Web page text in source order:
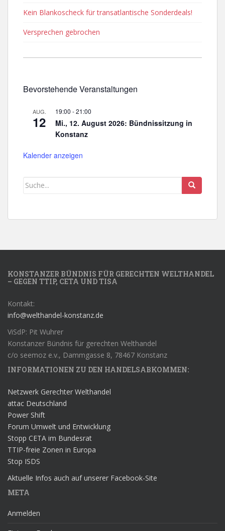
Kein Blankoscheck für transatlantische Sonderdeals!
Versprechen gebrochen
Bevorstehende Veranstaltungen
AUG.
12
19:00 -21:00
Mi., 12. August 2026: Bündnissitzung in
Konstanz
Kalender anzeigen
KONSTANZER BÜNDNIS FÜR GERECHTEN WELTHANDEL
– GEGEN TTIP, CETA UND TISA
Kontakt:
info@welthandel-konstanz.de
ViSdP: Pit Wuhrer
Konstanzer Bündnis für gerechten Welthandel
c/o seemoz e.v., Dammgasse 8, 78467 Konstanz
INFORMATIONEN ZU DEN HANDELSABKOMMEN:
Netzwerk Gerechter Welthandel
attac Deutschland
Power Shift
Forum Umwelt und Entwicklung
Stopp CETA im Bundesrat
TTIP-freie Zonen in Europa
Stop ISDS
Aktuelle Infos auch auf unserer Facebook-Site
META
Anmelden